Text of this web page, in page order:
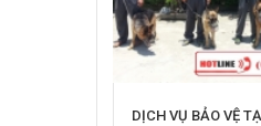
DỊCH VỤ BẢO VỆ